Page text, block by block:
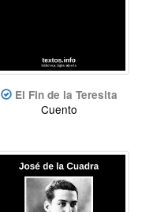
El Fin de la Teresita
Cuento